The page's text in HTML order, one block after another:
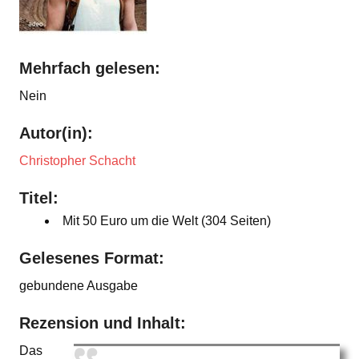
Mehrfach gelesen:
Nein
Autor(in):
Christopher Schacht
Titel:
Mit 50 Euro um die Welt (304 Seiten)
Gelesenes Format:
gebundene Ausgabe
Rezension und Inhalt:
Das